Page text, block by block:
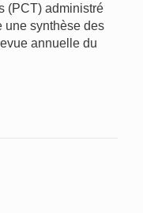
(PCT) administré
une synthèse des
annuelle du